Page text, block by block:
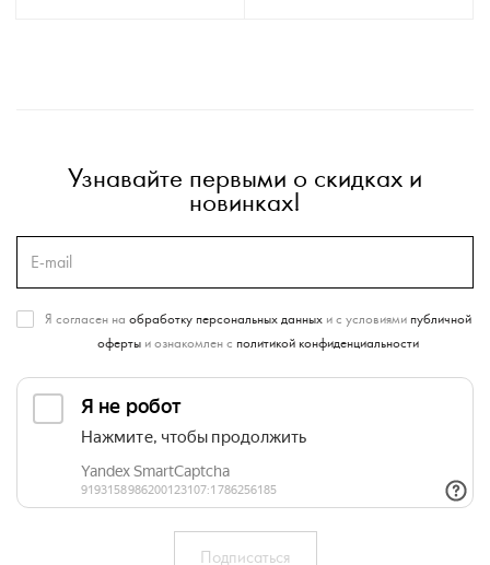
Узнавайте первыми о скидках и
новинках!
Я согласен на обработку персональных данныхи с условиями публичной
офертыи ознакомлен с политикой конфиденциальности